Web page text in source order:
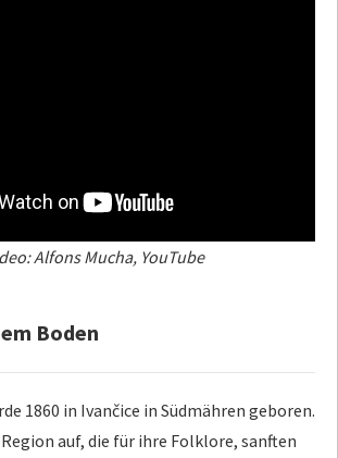
Alfons Mucha, YouTube
Boden
1860 in Ivančice in Südmähren geboren.
auf, die für ihre Folklore, sanften